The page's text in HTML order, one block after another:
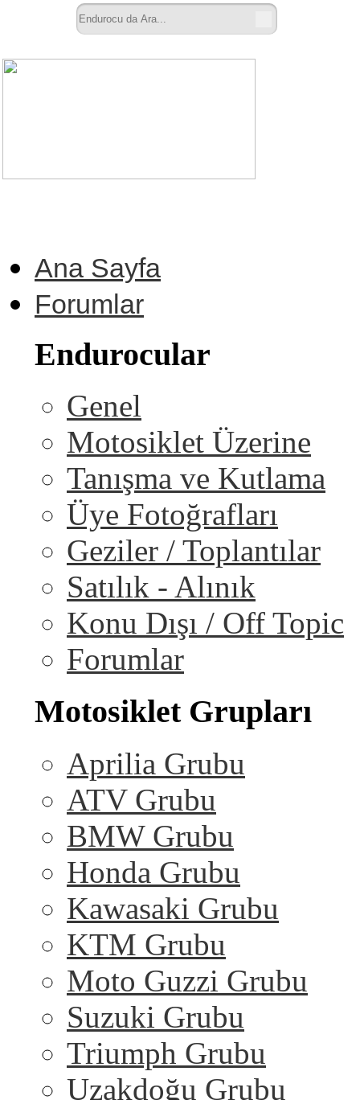
Ana Sayfa
Forumlar
Endurocular
Genel
Motosiklet Üzerine
Tanışma ve Kutlama
Üye Fotoğrafları
Geziler / Toplantılar
Satılık - Alınık
Konu Dışı / Off Topic
Forumlar
Motosiklet Grupları
Aprilia Grubu
ATV Grubu
BMW Grubu
Honda Grubu
Kawasaki Grubu
KTM Grubu
Moto Guzzi Grubu
Suzuki Grubu
Triumph Grubu
Uzakdoğu Grubu